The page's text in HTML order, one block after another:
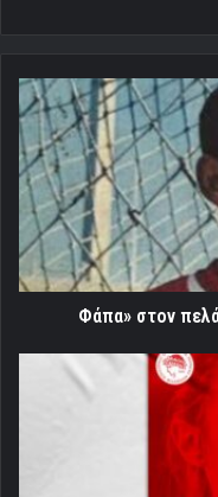
Φάπα»
στον
πελάτη
με
σούπερ
Σιδέρη!
[Video]
Φάπα» στον
Συνεχίζει